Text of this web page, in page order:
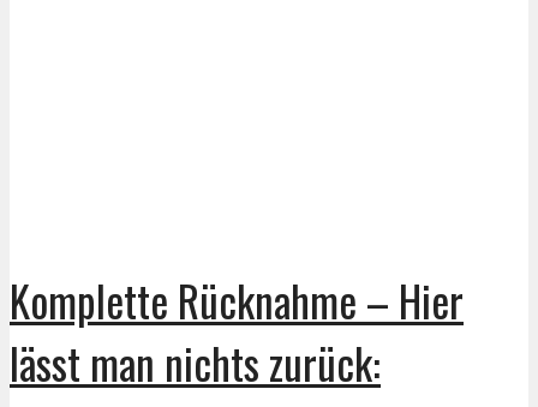
Komplette Rücknahme – Hier
lässt man nichts zurück: